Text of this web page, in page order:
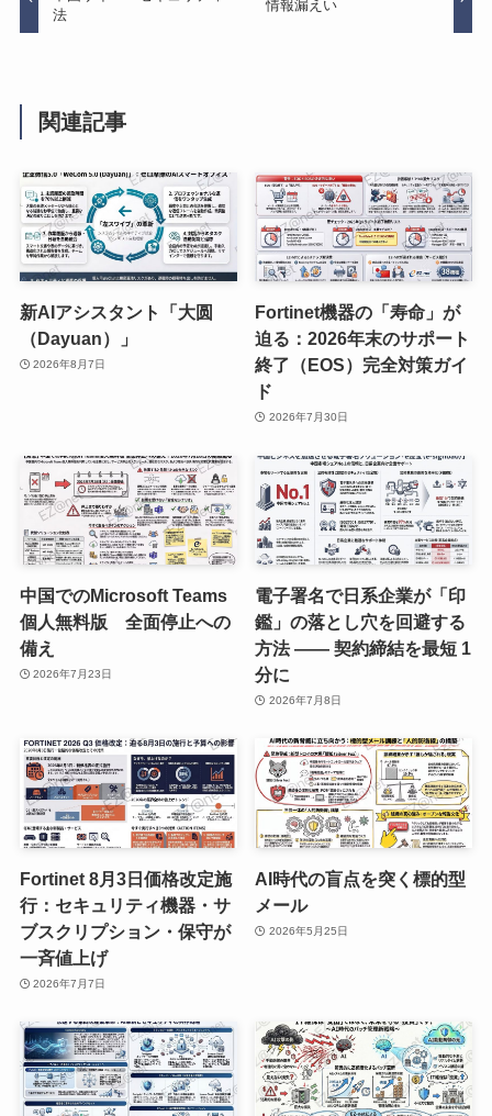
法
情報漏えい
関連記事
新AIアシスタント「大圆
（Dayuan）」
2026年8月7日
Fortinet機器の「寿命」が
迫る：2026年末のサポート
終了（EOS）完全対策ガイ
ド
2026年7月30日
中国でのMicrosoft Teams
個人無料版 全面停止への
備え
2026年7月23日
電子署名で日系企業が「印
鑑」の落とし穴を回避する
方法 —— 契約締結を最短 1
分に
2026年7月8日
Fortinet 8月3日価格改定施
行：セキュリティ機器・サ
ブスクリプション・保守が
一斉値上げ
2026年7月7日
AI時代の盲点を突く標的型
メール
2026年5月25日